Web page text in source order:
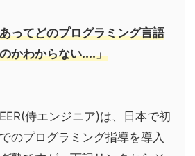
ってどのプログラミング言語
かわからない....」
侍エンジニア)は、日本で初
のプログラミング指導を導入